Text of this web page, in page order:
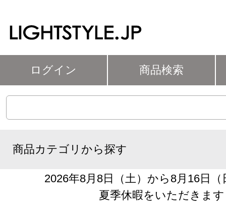
ログイン 商品検索
商品カテゴリから探す
2026年8月8日（土）から8月16日
夏季休暇をいただきます